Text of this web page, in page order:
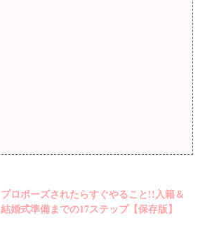
プロポーズされたらすぐやること!!入籍＆
結婚式準備までの17ステップ【保存版】